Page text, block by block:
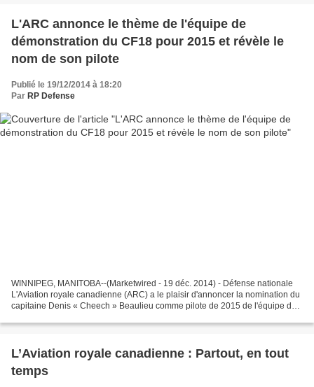
L'ARC annonce le thème de l'équipe de
démonstration du CF18 pour 2015 et révèle le
nom de son pilote
Publié le 19/12/2014 à 18:20
Par RP Defense
WINNIPEG, MANITOBA--(Marketwired - 19 déc. 2014) - Défense nationale
L'Aviation royale canadienne (ARC) a le plaisir d'annoncer la nomination du
capitaine Denis « Cheech » Beaulieu comme pilote de 2015 de l'équipe de
L’Aviation royale canadienne : Partout, en tout
temps